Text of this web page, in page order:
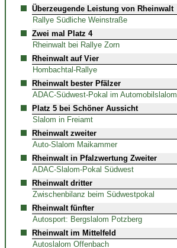
Überzeugende Leistung von Rheinwalt
Rallye Südliche Weinstraße
Zwei mal Platz 4
Rheinwalt bei Rallye Zorn
Rheinwalt auf Vier
Hombachtal-Rallye
Rheinwalt bester Pfälzer
ADAC-Südwest-Pokal im Automobilslalom
Platz 5 bei Schöner Aussicht
Slalom in Freiamt
Rheinwalt zweiter
Auto-Slalom Maikammer
Rheinwalt in Pfalzwertung Zweiter
ADAC-Slalom-Pokal Südwest
Rheinwalt dritter
Zwischenbilanz beim Südwestpokal
Rheinwalt fünfter
Autosport: Bergslalom Potzberg
Rheinwalt im Mittelfeld
Autoslalom Offenbach